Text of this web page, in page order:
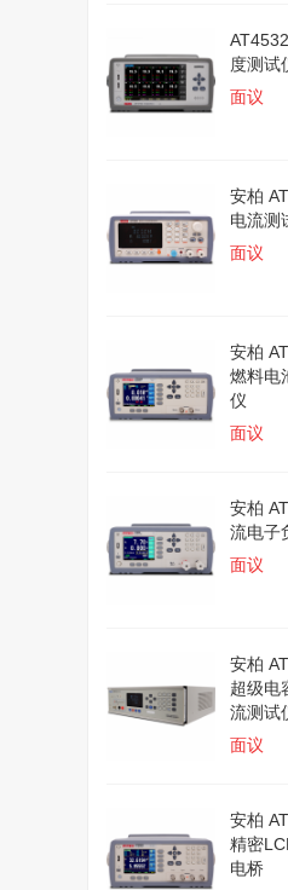
度测试
面议
安柏
电流测
面议
安柏
燃料电
仪
面议
安柏
流电子
面议
安柏
超级电
流测试
面议
安柏
精密
电桥